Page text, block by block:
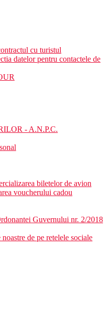
cu turistul
datelor pentru contactele de
- A.N.P.C.
biletelor de avion
voucherului cadou
Guvernului nr. 2/2018
de pe retelele sociale